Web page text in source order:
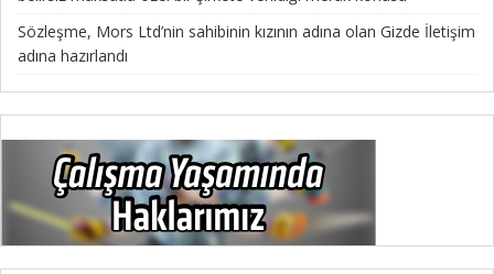
Sözleşme, Mors Ltd’nin sahibinin kızının adına olan Gizde İletişim
adına hazırlandı